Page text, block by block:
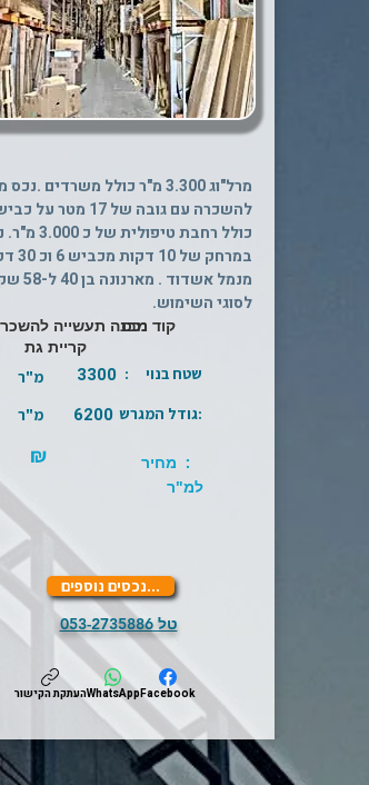
מרל"וג 3.300 מ"ר כולל משרדים
כולל רחבת
במרחק של
מנמל אשדוד .
לסוגי השימוש.
מבנה תעשייה
קריית גת
קוד נכס
שטח בנוי : 3300
6200 :גודל המגרש
: מחיר
למ"ר
טל 053-2735886
₪
מ"ר
מ"ר
...נכסים נוספים
שטף מודעה זו באמצעות
Facebook
WhatsAppהעתקת הקישור